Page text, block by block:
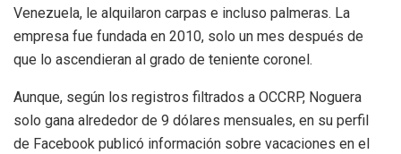
Venezuela, le alquilaron carpas e incluso palmeras. La
empresa fue fundada en 2010, solo un mes después de
que lo ascendieran al grado de teniente coronel.
Aunque, según los registros filtrados a OCCRP, Noguera
solo gana alrededor de 9 dólares mensuales, en su perfil
de Facebook publicó información sobre vacaciones en el